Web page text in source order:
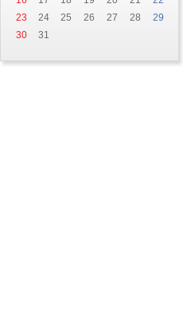
23
24 25 26 27 28
29
30
31